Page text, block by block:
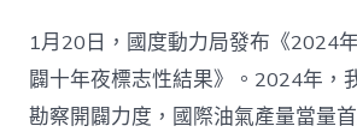
1月20日，國度動力局發布《2024
闢十年夜標志性結果》。2024年，
勘察開闢力度，國際油氣產量當量